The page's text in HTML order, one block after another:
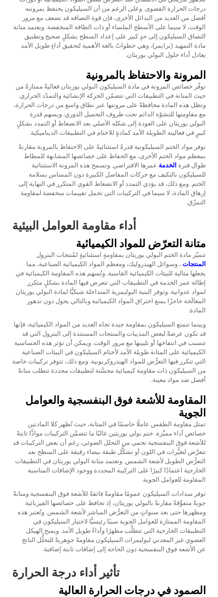
درجات الحرارة القصوى. وعلى الرغم من أن السيليكون يحتفظ بمرونته
أفضل من العديد من البدائل الأخرى، فإن قوة التصاقه قد تضعف مع مرور
الوقت، لا سيما على الأسطح الملساء أو ذات الطاقة المنخفضة. ويعتمد متانة
التصاق السيليكون إلى حدٍ كبير على إعداد السطح بشكلٍ صحيح وتطبيق
مادة التمهيد (برايمر)، وهي خطواتٌ بالغة الأهمية لتحقيق أداءٍ طويل الأمد
يعادل أداء حلول البولي يوريثان.
المرونة والاحتفاظ بالمرونية
توفّر خصائص المرونة في مادة السيليكون البولي يوريثان فعاليةً ممتازةً من
حيث المتانة في التطبيقات التي تتضمّن الحركة الإنشائية والتمدّد الحراري.
وتظل هذه المادة محافظةً على مرونتها عبر نطاق واسع من درجات الحرارة،
مع مقاومتها للتشوّه الدائم تحت ظروف التحميل الدوري. ويسهم قدرة
البولي يوريثان على العودة إلى شكله الأصلي بعد الانضغاط أو التمدد بشكلٍ
كبيرٍ في فعاليته الطويلة الأمد كمادةٍ للاختام في التطبيقات الديناميكية.
توفر مواد الختم السيليكونية قدرةً استثنائيةً على الاحتفاظ بالمرونة مقارنةً
بمعظم مواد الختم الأخرى، مع الحفاظ على خصائصها المشابهة للمطاط
طوال فترة الخدمة عمرها الافتراضي. وتسمح هذه المرونة الاستثنائية
للسيليكون بالتكيف مع حركات المفاصل الكبيرة دون المساس بسلامة
الختم. ومع ذلك، قد يؤدي التمدد أو الانضغاط القوي المتكرر في النهاية إلى
إرهاق المادة، لا سيما في التركيبات التي تحمل تقييمات منخفضة لمقاومة
التمزّق.
أداء مقاومة العوامل البيئية
متانة التعرّض للمواد الكيميائية
تتميّز مادة الختم البولي يوريثان بمقاومةٍ استثنائيةٍ لمُنتجات البترول
المنتجات ، وسوائل الهيدروليك، ومعظم المواد الكيميائية الصناعية، مما
يجعلها مثالية للبيئات الكيميائية القاسية. وتُسهم هذه المقاومة الكيميائية في
إطالة عمر الخدمة في التطبيقات التي تتعرض فيها المادة بشكلٍ متكرر
لمواد عدوانية. وتوفر البنية البوليمرية المتداخلة شبكيًّا لمادة البولي يوريثان
المعالَجة حاجزًا يمنع اختراق المواد الكيميائية وبالتالي يحول دون تدهور
المادة.
وبينما تتمتع السيليكون بمقاومة جيدة تجاه العديد من المواد الكيميائية، فإنها
قد تكون عرضةً لبعض المذيبات والمنتجات المستندة إلى البترول التي قد
تتسبب في انتفاخها أو تليينها مع مرور الوقت. ويمكن أن تؤثر هذه الحساسية
الكيميائية على المتانة طويلة الأمد لأختام السيليكون في البيئات الصناعية
التي تتكرر فيها التعرُّض للمواد الهيدروكربونية. ومع ذلك، تتوفر تركيبات خاصة
من السيليكون ذات مقاومة كيميائية محسَّنة لتطبيقات محددة تتطلب متانةً
أفضل ضد مواد معينة.
المقاومة للأشعة فوق البنفسجية والعوامل
الجوية
تمثل مقاومة الطقس عاملًا حاسمًا في المتانة، حيث تُظهر كلا المادتين
خصائص أداء مميَّزة. ختم بولي يوريثين غالبًا ما تتضمَّن التركيبات موادًّا ثابتةً
للأشعة فوق البنفسجية تحمي من التحلل الضوئي، رغم أن بعض التركيبات قد
تتعرَّض لتغيُّرات في اللون أو تشكُّل طبقة بيضاء رقيقة على السطح بعد
التعرُّض الطويل لأشعة الشمس. وتعتمد متانة البولي يوريثان في التطبيقات
الخارجية اعتمادًا كبيرًا على التركيبة المحددة ووجود الإضافات المناسبة
المقاومة للعوامل الجوية.
توفر سدادات السيليكون عمومًا مقاومةً فائقةً للأشعة فوق البنفسجية ومتانةً
جويةً متفوِّقةً مقارنةً بالبولي يوريثان، إذ تحافظ على خصائصها الفيزيائية
ومظهرها حتى بعد سنواتٍ من التعرُّض المباشر لأشعة الشمس. وتُعتبر هذه
المقاومة الممتازة للعوامل الجوية سببًا رئيسيًّا لاختيار السيليكون في
التطبيقات الخارجية التي تتطلَّب مظهرًا وأداءً طويل الأمد. ويمنح الهيكل
العضوي غير المعدني لبوليمرات السيليكون مقاومةً جوهريةً للتحلُّل الناتج
عن الأشعة فوق البنفسجية دون الحاجة إلى إضافات ثابتة إضافية.
تأثير أداء درجة الحرارة
الصمود في درجات الحرارة العالية